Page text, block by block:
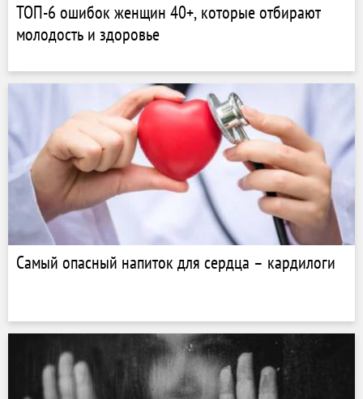
ТОП-6 ошибок женщин 40+, которые отбирают
молодость и здоровье
Самый опасный напиток для сердца – кардилоги